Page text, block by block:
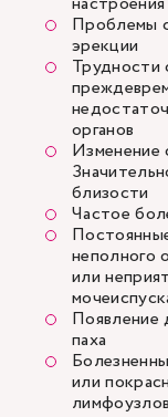
Проблемы
эрекции
Трудности
органов
Изменение
близости
Частое
неполного
или
Появление
паха
или
лимфоузлов